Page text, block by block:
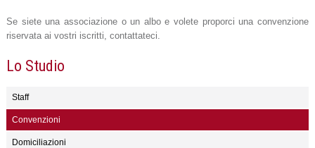
Se siete una associazione o un albo e volete proporci una convenzione
riservata ai vostri iscritti, contattateci.
Lo Studio
Staff
Convenzioni
Domiciliazioni